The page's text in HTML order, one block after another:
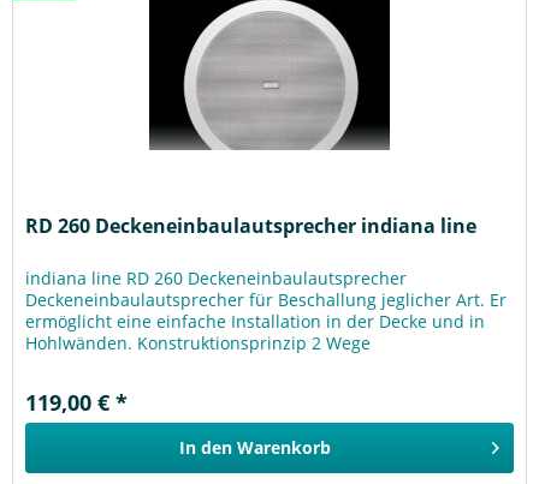
RD 260 Deckeneinbaulautsprecher indiana line
indiana line RD 260 Deckeneinbaulautsprecher
Deckeneinbaulautsprecher für Beschallung jeglicher Art. Er
ermöglicht eine einfache Installation in der Decke und in
Hohlwänden. Konstruktionsprinzip 2 Wege
119,00 € *
In den Warenkorb